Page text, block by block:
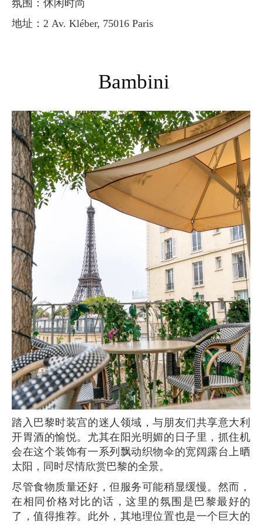
氛围：休闲时尚
地址：2 Av. Kléber, 75016 Paris
Bambini
踏入巴黎时装宫的迷人领域，与朋友们共享意大利
开胃酒的愉悦。尤其在阳光明媚的日子里，抓住机
会在这个装饰有一系列飘动织物伞的宽阔露台上晒
太阳，同时尽情欣赏巴黎的全景。
尽管食物质量还好，但服务可能稍显缓慢。然而，
在相同价格对比的话，这里的氛围是巴黎最好的
了，值得推荐。此外，其地理位置也是一个巨大的